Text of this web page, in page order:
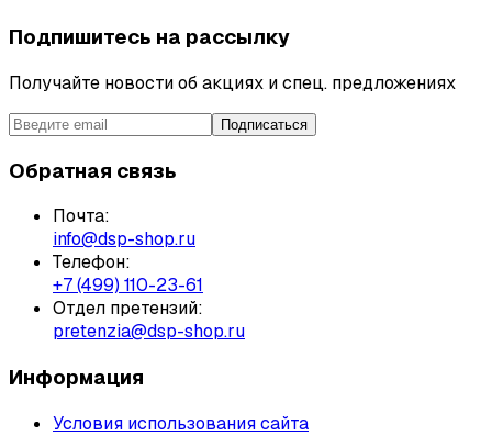
Подпишитесь на рассылку
Получайте новости об акциях и спец. предложениях
Подписаться
Обратная связь
Почта:
info@dsp-shop.ru
Телефон:
+7 (499) 110-23-61
Отдел претензий:
pretenzia@dsp-shop.ru
Информация
Условия использования сайта